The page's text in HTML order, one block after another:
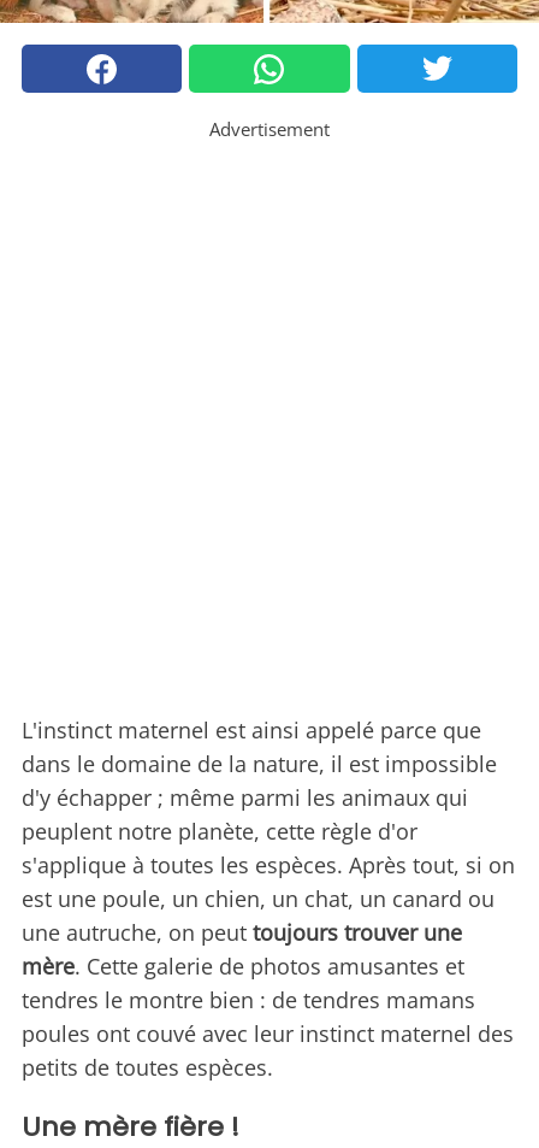
Advertisement
L'instinct maternel est ainsi appelé parce que
dans le domaine de la nature, il est impossible
d'y échapper ; même parmi les animaux qui
peuplent notre planète, cette règle d'or
s'applique à toutes les espèces. Après tout, si on
est une poule, un chien, un chat, un canard ou
une autruche, on peut toujours trouver une
mère. Cette galerie de photos amusantes et
tendres le montre bien : de tendres mamans
poules ont couvé avec leur instinct maternel des
petits de toutes espèces.
Une mère fière !